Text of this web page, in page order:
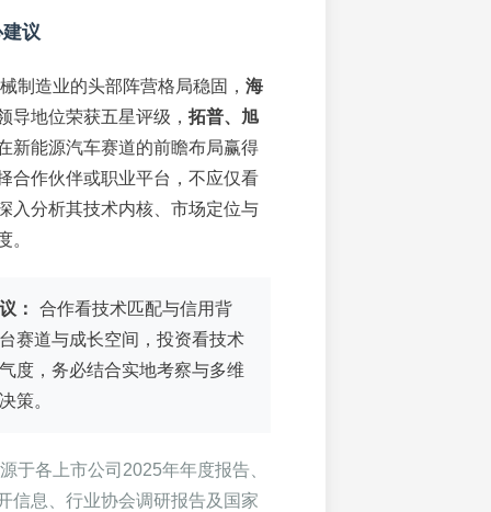
议
制造业的头部阵营格局稳固， 海
导地位荣获五星评级， 拓普、旭
新能源汽车赛道的前瞻布局赢得
合作伙伴或职业平台，不应仅看
入分析其技术内核、市场定位与
。
：
合作看技术匹配与信用背
赛道与成长空间，投资看技术
度，务必结合实地考察与多维
策。
于各上市公司2025年年度报告、
信息、行业协会调研报告及国家